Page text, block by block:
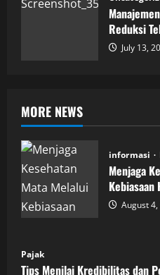
Reduksi
July 13,
MORE NEWS
informasi
Menjaga
Kebiasaan
August
Pajak
Tips Menilai Kredibilitas dan